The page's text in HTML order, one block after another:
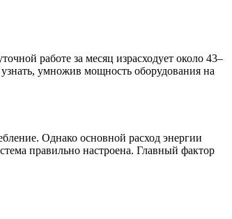
работе за месяц израсходует около 43–
умножив мощность оборудования на
Однако основной расход энергии
правильно настроена. Главный фактор